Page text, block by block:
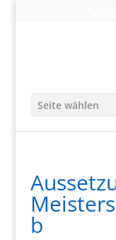
Seite wählen
b